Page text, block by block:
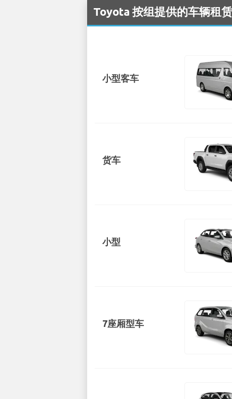
Toyota 按组提供的车辆租
小型客车
货车
小型
7座厢型车